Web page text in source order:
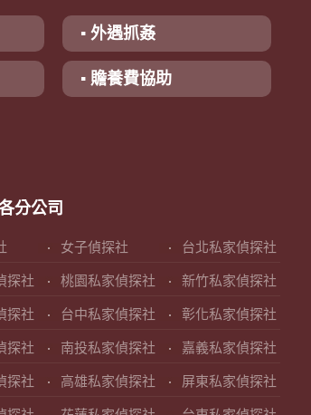
▪ 外遇抓姦
▪ 贍養費協助
分公司
女子偵探社 台北私家偵探社
探社 桃園私家偵探社 新竹私家偵探社
探社 台中私家偵探社 彰化私家偵探社
探社 南投私家偵探社 嘉義私家偵探社
探社 高雄私家偵探社 屏東私家偵探社